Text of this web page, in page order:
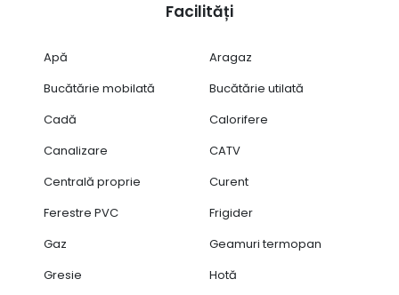
Facilități
Apă
Aragaz
Bucătărie mobilată
Bucătărie utilată
Cadă
Calorifere
Canalizare
CATV
Centrală proprie
Curent
Ferestre PVC
Frigider
Gaz
Geamuri termopan
Gresie
Hotă